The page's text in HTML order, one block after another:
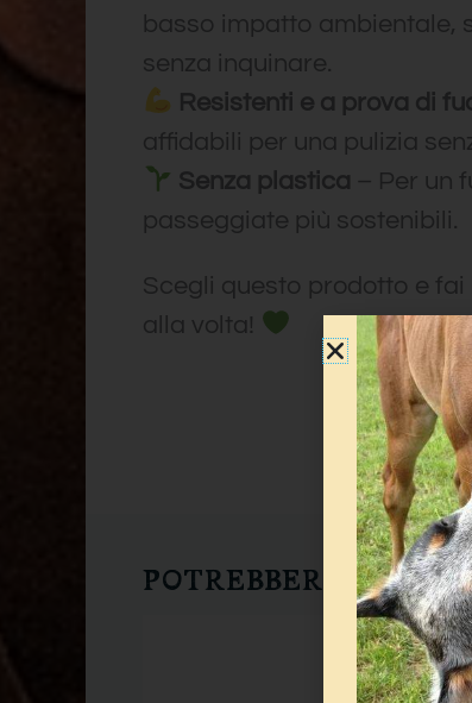
basso impatto ambientale,
senza inquinare.
Resistenti e a prova di
affidabili per una pulizia
Senza plastica – Per un
passeggiate più sostenibili.
Scegli questo prodotto e
alla volta!
POTREBBERO